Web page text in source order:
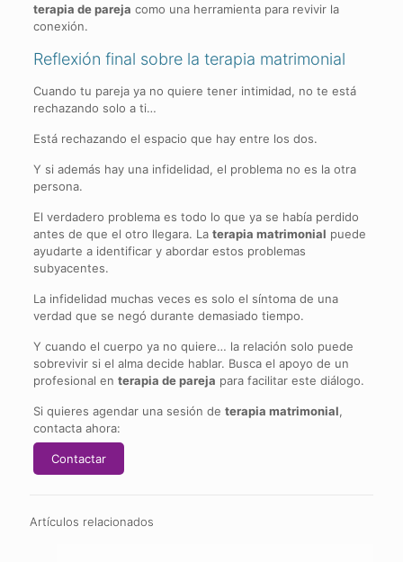
terapia de pareja como una herramienta para revivir la
conexión.
Reflexión final sobre la terapia matrimonial
Cuando tu pareja ya no quiere tener intimidad, no te está
rechazando solo a ti…
Está rechazando el espacio que hay entre los dos.
Y si además hay una infidelidad, el problema no es la otra
persona.
El verdadero problema es todo lo que ya se había perdido
antes de que el otro llegara. La terapia matrimonial puede
ayudarte a identificar y abordar estos problemas
subyacentes.
La infidelidad muchas veces es solo el síntoma de una
verdad que se negó durante demasiado tiempo.
Y cuando el cuerpo ya no quiere… la relación solo puede
sobrevivir si el alma decide hablar. Busca el apoyo de un
profesional en terapia de pareja para facilitar este diálogo.
Si quieres agendar una sesión de terapia matrimonial,
contacta ahora:
Contactar
Artículos relacionados